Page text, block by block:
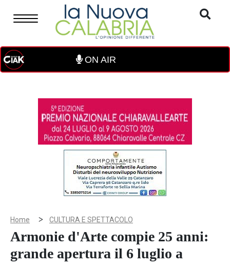
ON AIR
Home > CULTURA E SPETTACOLO
Armonie d'Arte compie 25 anni:
grande apertura il 6 luglio a